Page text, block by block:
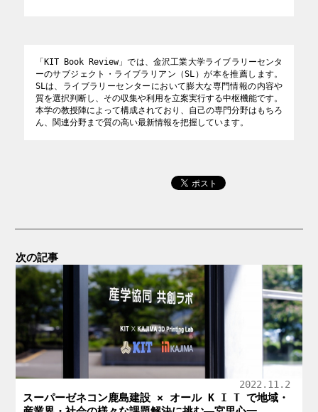
「KIT Book Review」では、金沢工業大学ライブラリーセンタ
ーのサブジェクト・ライブラリアン（SL）が本を推薦します。
SLは、ライブラリーセンターにおいて膨大な専門情報の内容や
質を選択判断し、その収集や利用を立案実行する中枢機能です。
本学の教授陣によって構成されており、自己の専門分野はもちろ
ん、関連分野まで質の高い最新情報を把握しています。
次の記事
2022.11.2
スーパーゼネコン鹿島建設 × オール K I T で地域・